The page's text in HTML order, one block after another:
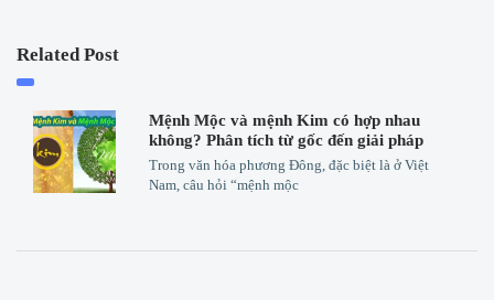
Related Post
Mệnh Mộc và mệnh Kim có hợp nhau
không? Phân tích từ gốc đến giải pháp
Trong văn hóa phương Đông, đặc biệt là ở Việt
Nam, câu hỏi “mệnh mộc